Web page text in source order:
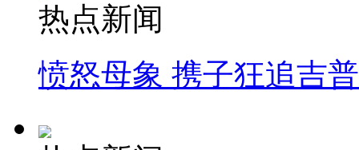
热点新闻
愤怒母象 携子狂追吉